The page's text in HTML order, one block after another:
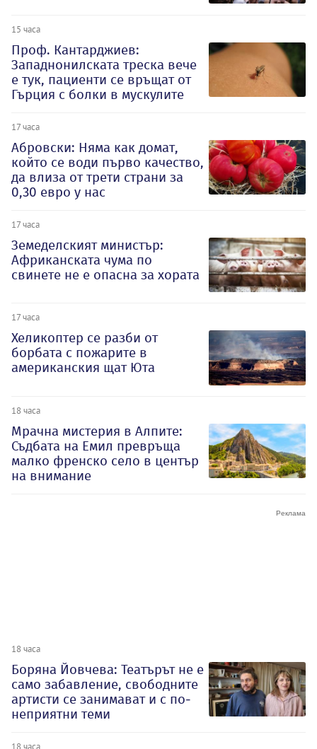
15 часа
Проф. Кантарджиев:
Западнонилската треска вече
е тук, пациенти се връщат от
Гърция с болки в мускулите
17 часа
Абровски: Няма как домат,
който се води първо качество,
да влиза от трети страни за
0,30 евро у нас
17 часа
Земеделският министър:
Африканската чума по
свинете не е опасна за хората
17 часа
Хеликоптер се разби от
борбата с пожарите в
американския щат Юта
18 часа
Мрачна мистерия в Алпите:
Съдбата на Емил превръща
малко френско село в център
на внимание
18 часа
Боряна Йовчева: Театърът не е
само забавление, свободните
артисти се занимават и с по-
неприятни теми
18 часа